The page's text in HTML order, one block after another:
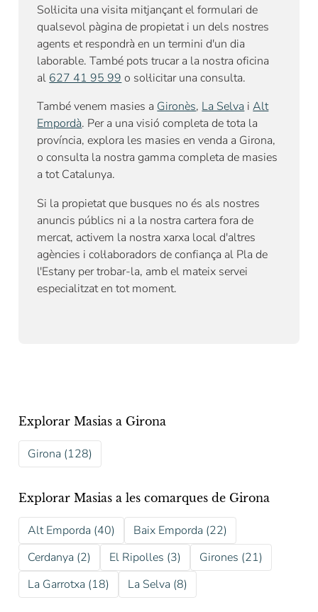
Sol·licita una visita mitjançant el formulari de
qualsevol pàgina de propietat i un dels nostres
agents et respondrà en un termini d'un dia
laborable. També pots trucar a la nostra oficina
al 627 41 95 99 o sol·licitar una consulta.
També venem masies aGironès,La SelvaiAlt
Empordà. Per a una visió completa de tota la
província, explora les masies en venda a Girona,
o consulta la nostra gamma completa de masies
a tot Catalunya.
Si la propietat que busques no és als nostres
anuncis públics ni a la nostra cartera fora de
mercat, activem la nostra xarxa local d'altres
agències i col·laboradors de confiança al Pla de
l'Estany per trobar-la, amb el mateix servei
especialitzat en tot moment.
Explorar Masias a Girona
Girona (128)
Explorar Masias a les comarques de Girona
Alt Emporda (40)
Baix Emporda (22)
Cerdanya (2)
El Ripolles (3)
Girones (21)
La Garrotxa (18)
La Selva (8)